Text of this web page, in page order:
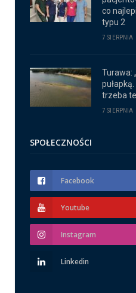
co
typu 2
7 SIERPNIA
Turawa:
trzeba
7 SIERPNIA
SPOŁECZNOŚCI
Facebook
Youtube
Instagram
Linkedin